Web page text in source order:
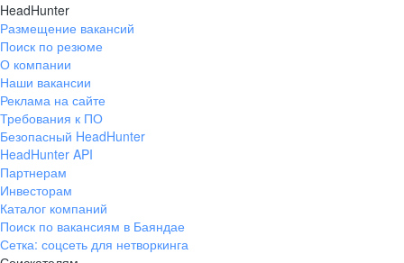
HeadHunter
Размещение вакансий
Поиск по резюме
О компании
Наши вакансии
Реклама на сайте
Требования к ПО
Безопасный HeadHunter
HeadHunter API
Партнерам
Инвесторам
Каталог компаний
Поиск по вакансиям в Баяндае
Сетка: соцсеть для нетворкинга